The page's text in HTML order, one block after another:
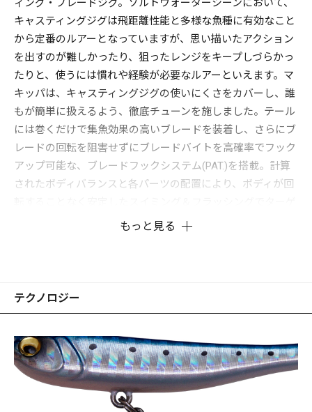
キャスティングジグは飛距離性能と多様な魚種に有効なこと
から定番のルアーとなっていますが、思い描いたアクション
を出すのが難しかったり、狙ったレンジをキープしづらかっ
たりと、使うには慣れや経験が必要なルアーといえます。マ
キッパは、キャスティングジグの使いにくさをカバーし、誰
もが簡単に扱えるよう、徹底チューンを施しました。テール
には巻くだけで集魚効果の高いブレードを装着し、さらにブ
レードの回転を阻害せずにブレードバイトを高確率でフック
アップ可能な、ブレードフックシステム(PAT.)を搭載。計算
されたボディバランスと各パーツの配置により、ボディが回
あらゆる魚種に効果的なティンセル付きアシストフックを標
準装備しており、また腹部に設けたおまかせアイにより、好
す。特にボトムからバイトしてくる魚には、おまかせアイへ
のフック装着が効果的。対象魚は、シーバス、ヒラメ、マゴ
チ、ブリ（イナダ、ワラサ）、サワラ、カンパチ、アジ、サ
バ、タチウオ、マダイ、クロダイ、根魚類と、多種多様なタ
もっと見る
テクノロジー